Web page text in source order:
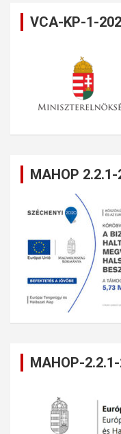
VCA-KP-1-
MAHOP
MAHOP-